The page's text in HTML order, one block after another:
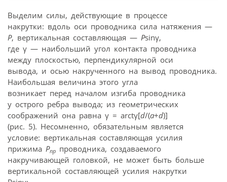
Выделим силы, действующие в процессе
накрутки: вдоль оси проводника сила натяжения —
Р, вертикальная составляющая — Рsinγ,
где γ — наибольший угол контакта проводника
между плоскостью, перпендикулярной оси
вывода, и осью накрученного на вывод проводника.
Наибольшая величина этого угла
возникает перед началом изгиба проводника
у острого ребра вывода; из геометрических
соображений она равна γ = arctγ[d/(a+d)]
(рис. 5). Несомненно, обязательным является
условие: вертикальная составляющая усилия
прижима Рпр проводника, создаваемого
накручивающей головкой, не может быть больше
вертикальной составляющей усилия накрутки